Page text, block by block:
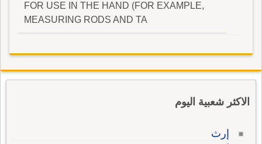
FOR USE IN THE HAND (FOR EXAMPLE,
MEASURING RODS AND TA
الاكثر شعبية اليوم
إرث